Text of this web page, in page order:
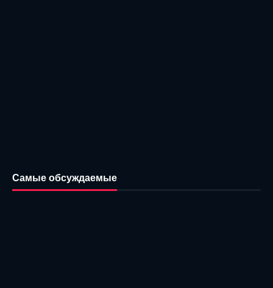
Самые обсуждаемые